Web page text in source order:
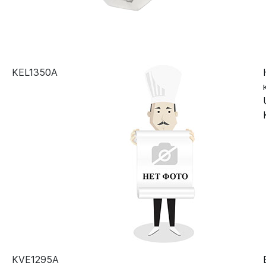
KEL1350A
KVE1295A